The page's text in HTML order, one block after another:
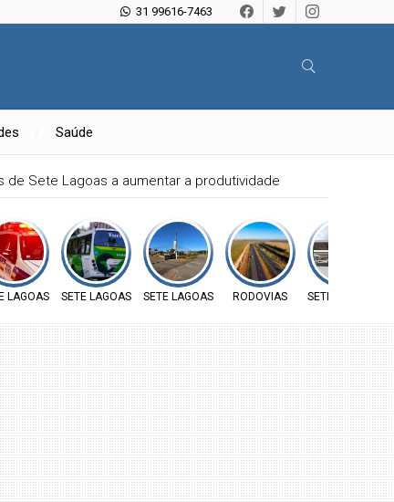
31 99616-7463
Saúde
Sete Lagoas a aumentar a produtividade
LAGOAS SETE LAGOAS SETE LAGOAS RODOVIAS SETE LAGOAS